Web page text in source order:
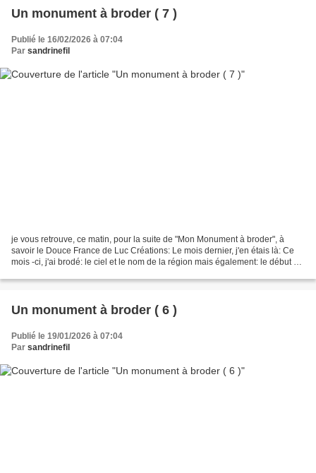
Un monument à broder ( 7 )
Publié le 16/02/2026 à 07:04
Par sandrinefil
je vous retrouve, ce matin, pour la suite de "Mon Monument à broder", à
savoir le Douce France de Luc Créations: Le mois dernier, j'en étais là: Ce
mois -ci, j'ai brodé: le ciel et le nom de la région mais également: le début de
Un monument à broder ( 6 )
Publié le 19/01/2026 à 07:04
Par sandrinefil